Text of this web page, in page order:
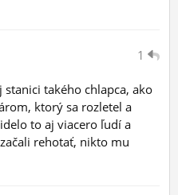
1
takého chlapca, ako
ktorý sa rozletel a
to aj viacero ľudí a
rehotať, nikto mu